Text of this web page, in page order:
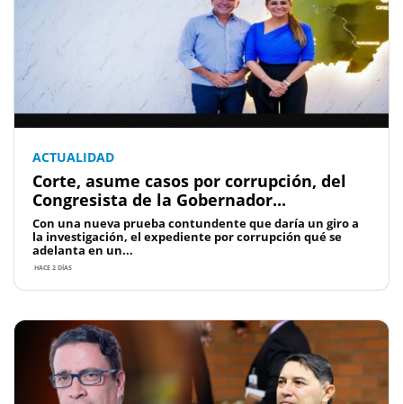
ACTUALIDAD
Corte, asume casos por corrupción, del
Congresista de la Gobernador...
Con una nueva prueba contundente que daría un giro a
la investigación, el expediente por corrupción qué se
adelanta en un...
HACE 2 DÍAS